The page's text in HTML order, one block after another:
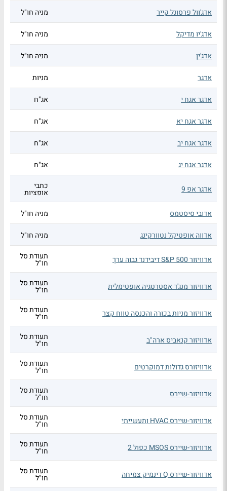
אדג'וול פרסונל קייר מניה חו"ל
אדג'יו מדיקל מניה חו"ל
אדג'ין מניה חו"ל
אדגר מניות
אדגר אגח י אג"ח
אדגר אגח יא אג"ח
אדגר אגח יב אג"ח
אדגר אגח יג אג"ח
אדגר אפ 9 כתבי
אופציות
אדובי סיסטמס
מניה חו"ל
אדווה אופטיקל נטוורקינג מניה חו"ל
אדוויזור S&P 500 דיבידנד גבוה ערך תעודת סל
חו"ל
אדוויזור מנג'ד אסטרטגיה אופטימלית תעודת סל
חו"ל
אדוויזור מניות בכורה והכנסה טווח קצר תעודת סל
חו"ל
אדוויזור קנאביס ארה"ב תעודת סל
חו"ל
אדוויזורס גדולות דמוקרטים תעודת סל
חו"ל
אדוויזור-שיירס תעודת סל
חו"ל
אדוויזור-שיירס HVAC ותעשייתי תעודת סל
חו"ל
אדוויזור-שיירס MSOS כפול 2 תעודת סל
חו"ל
אדוויזור-שיירס Q דינמיק צמיחה תעודת סל
חו"ל